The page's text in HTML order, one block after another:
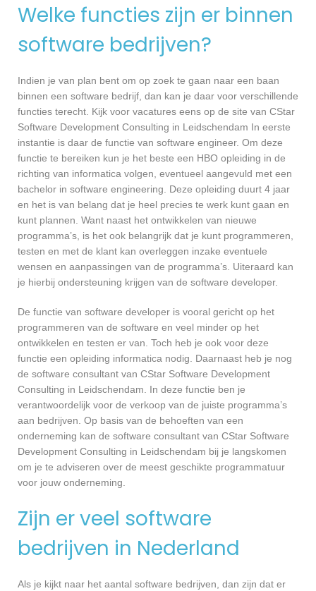
Welke functies zijn er binnen
software bedrijven?
Indien je van plan bent om op zoek te gaan naar een baan
binnen een software bedrijf, dan kan je daar voor verschillende
functies terecht. Kijk voor vacatures eens op de site van CStar
Software Development Consulting in Leidschendam In eerste
instantie is daar de functie van software engineer. Om deze
functie te bereiken kun je het beste een HBO opleiding in de
richting van informatica volgen, eventueel aangevuld met een
bachelor in software engineering. Deze opleiding duurt 4 jaar
en het is van belang dat je heel precies te werk kunt gaan en
kunt plannen. Want naast het ontwikkelen van nieuwe
programma’s, is het ook belangrijk dat je kunt programmeren,
testen en met de klant kan overleggen inzake eventuele
wensen en aanpassingen van de programma’s. Uiteraard kan
je hierbij ondersteuning krijgen van de software developer.
De functie van software developer is vooral gericht op het
programmeren van de software en veel minder op het
ontwikkelen en testen er van. Toch heb je ook voor deze
functie een opleiding informatica nodig. Daarnaast heb je nog
de software consultant van CStar Software Development
Consulting in Leidschendam. In deze functie ben je
verantwoordelijk voor de verkoop van de juiste programma’s
aan bedrijven. Op basis van de behoeften van een
onderneming kan de software consultant van CStar Software
Development Consulting in Leidschendam bij je langskomen
om je te adviseren over de meest geschikte programmatuur
voor jouw onderneming.
Zijn er veel software
bedrijven in Nederland
Als je kijkt naar het aantal software bedrijven, dan zijn dat er